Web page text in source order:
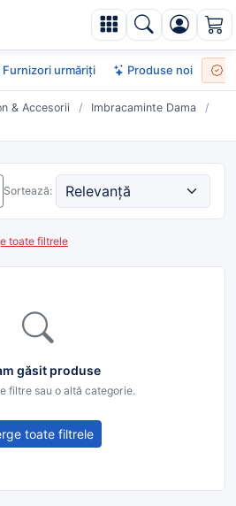
Furnizori urmăriți Produse noi
& Accesorii / Imbracaminte Dama
/
Sortează:
toate filtrele
găsit produse
filtre sau o altă categorie.
toate filtrele